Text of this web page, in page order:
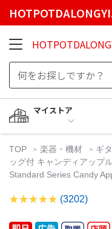
マイストア
TOP 楽器・機材 ギ
ッグ付 キャンディアップ
Standard Series Candy
(3202)